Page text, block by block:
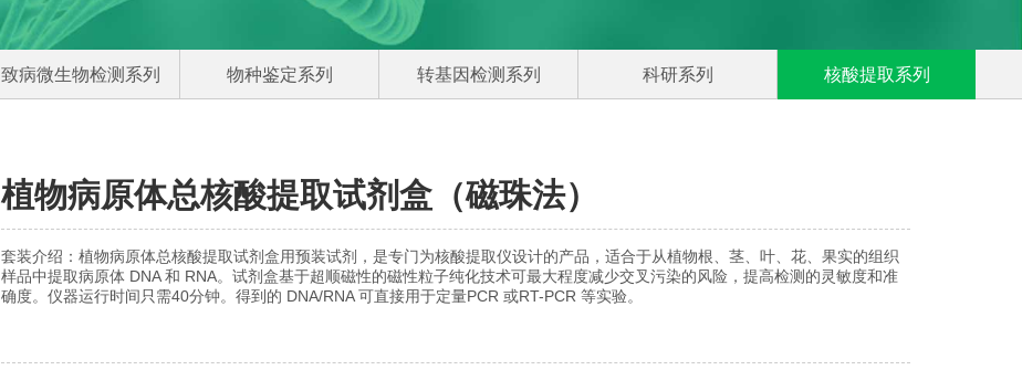
致病微生物检测系列 物种鉴定系列 转基因检测系列 科研系列 核酸提取系列
植物病原体总核酸提取试剂盒（磁珠法）
套装介绍：植物病原体总核酸提取试剂盒用预装试剂，是专门为核酸提取仪设计的产品，适合于从植物根、茎、叶、花、果实的组织
样品中提取病原体 DNA 和 RNA。试剂盒基于超顺磁性的磁性粒子纯化技术可最大程度减少交叉污染的风险，提高检测的灵敏度和准
确度。仪器运行时间只需40分钟。得到的 DNA/RNA 可直接用于定量PCR 或RT-PCR 等实验。